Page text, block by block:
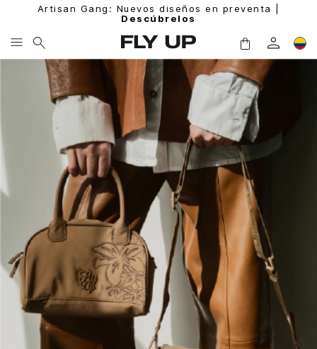
Artisan Gang: Nuevos diseños en preventa |
Descúbrelos